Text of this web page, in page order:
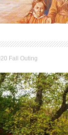
Fall Outing